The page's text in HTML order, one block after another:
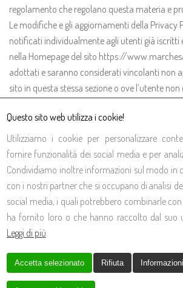
regolamento che regolano questa materia e
Le modifiche e gli aggiornamenti della Privacy
notificati individualmente agli utenti già iscritti
nella Homepage del sito https://
adottati e saranno considerati vincolanti non
sito in questa stessa sezione o ove l’utente
pertanto di accedere con regolarità a questa
pubblicazione della più recente ed aggiornata
CONTATTI
Telefono: +39 049 887 6016
Questo sito web utilizza i cookie!
Utilizziamo i cookie per personalizzare
fornire funzionalità dei social media e per
Condividiamo inoltre informazioni sul modo in
con i nostri partner che si occupano di analisi
social media, i quali potrebbero combinarle
ha fornito loro o che hanno raccolto dal suo
Leggi di più
Accetta selezionato Rifiuta